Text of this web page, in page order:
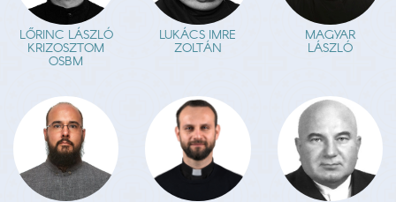
LŐRINC LÁSZLÓ
KRIZOSZTOM
OSBM
LUKÁCS IMRE
ZOLTÁN
MAGYAR
LÁSZLÓ